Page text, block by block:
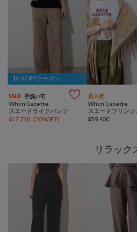
10％OFFクーポン
SALE 手洗い可 
Whim Gazette
スエードライクパンツ
¥17,710 (30%OFF)
再入荷
Whim Gazette
¥59,400
リラック